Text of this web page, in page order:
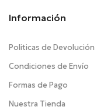
Información
Politicas de Devolución
Condiciones de Envío
Formas de Pago
Nuestra Tienda